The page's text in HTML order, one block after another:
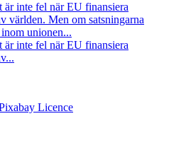
är inte fel när EU finansiera
världen. Men om satsningarna
unionen...
är inte fel när EU finansiera
Licence